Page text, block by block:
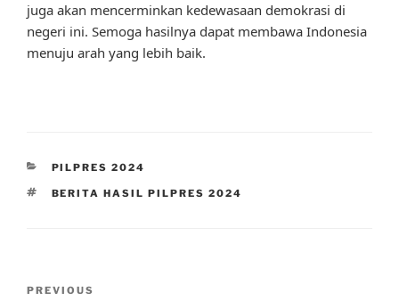
juga akan mencerminkan kedewasaan demokrasi di
negeri ini. Semoga hasilnya dapat membawa Indonesia
menuju arah yang lebih baik.
CATEGORIES
PILPRES 2024
TAGS
BERITA HASIL PILPRES 2024
Previous
PREVIOUS